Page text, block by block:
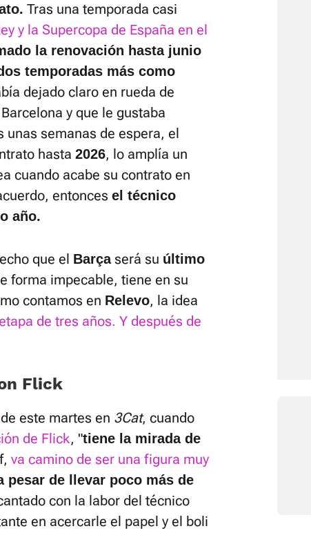
Tras una temporada casi
y la Supercopa de España en el
la renovación hasta junio
temporadas más como
dejado claro en rueda de
y que le gustaba
unas semanas de espera, el
hasta 2026, lo amplía un
cuando acabe su contrato en
entonces el técnico
año.
que el Barçaserá su último
forma impecable, tiene en su
contamos en Relevo, la idea
de tres años. Y después de
Flick
este martes en 3Cat, cuando
de Flick, "tiene la mirada de
va camino de ser una figura muy
pesar de llevar poco más de
con la labor del técnico
en acercarle el papel y el boli